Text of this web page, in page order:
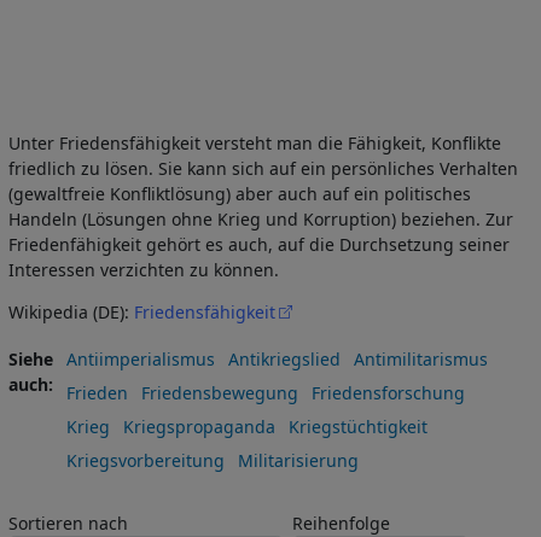
Unter Friedensfähigkeit versteht man die Fähigkeit, Konflikte
friedlich zu lösen. Sie kann sich auf ein persönliches Verhalten
(gewaltfreie Konfliktlösung) aber auch auf ein politisches
Handeln (Lösungen ohne Krieg und Korruption) beziehen. Zur
Friedenfähigkeit gehört es auch, auf die Durchsetzung seiner
Interessen verzichten zu können.
Wikipedia (DE): Friedensfähigkeit
Siehe
auch
Antiimperialismus Antikriegslied
Antimilitarismus
Frieden
Friedensbewegung
Friedensforschung
Krieg
Kriegspropaganda
Kriegstüchtigkeit
Kriegsvorbereitung
Militarisierung
Sortieren nach Reihenfolge